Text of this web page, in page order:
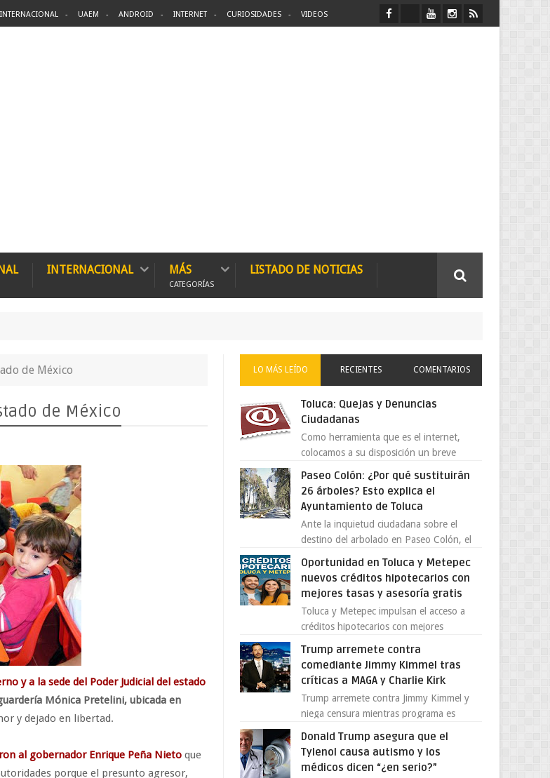
INTERNACIONAL UAEM ANDROID INTERNET CURIOSIDADES VIDEOS
INTERNACIONAL MÁS
CATEGORÍAS
LISTADO DE NOTICIAS
de México
de México
y a la sede del Poder Judicial del estado
Mónica Pretelini, ubicada en
y dejado en libertad.
al gobernador Enrique Peña Nieto que
porque el presunto agresor,
LO MÁS LEÍDO RECIENTES COMENTARIOS
Toluca: Quejas y Denuncias
Ciudadanas
Como herramienta que es el internet,
colocamos a su disposición un breve
denuncia ciudadana la e...
Paseo Colón: ¿Por qué sustituirán
26 árboles? Esto explica el
Ayuntamiento de Toluca
Ante la inquietud ciudadana sobre el
destino del arbolado en Paseo Colón, el
solo 26 ejemplares será...
Oportunidad en Toluca y Metepec
nuevos créditos hipotecarios con
mejores tasas y asesoría gratis
Toluca y Metepec impulsan el acceso a
créditos hipotecarios con mejores
emprendedores Con la creciente neces...
Trump arremete contra
comediante Jimmy Kimmel tras
críticas a MAGA y Charlie Kirk
Trump arremete contra Jimmy Kimmel y
niega censura mientras programa es
programa Jimmy Kimmel Live! ...
Donald Trump asegura que el
Tylenol causa autismo y los
médicos dicen “¿en serio?”